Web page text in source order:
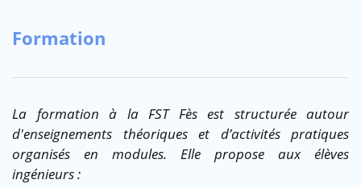
Formation
La formation à la FST Fès est structurée autour
d'enseignements théoriques et d’activités pratiques
organisés en modules. Elle propose aux élèves
ingénieurs :